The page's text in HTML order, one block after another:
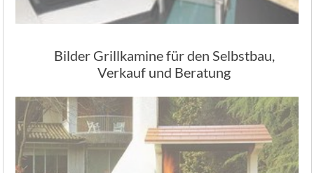
Bilder Grillkamine für den Selbstbau,
Verkauf und Beratung